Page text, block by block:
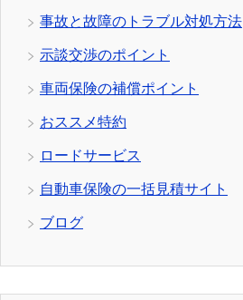
事故と故障のトラブル対処方法
示談交渉のポイント
車両保険の補償ポイント
おススメ特約
ロードサービス
自動車保険の一括見積サイト
ブログ